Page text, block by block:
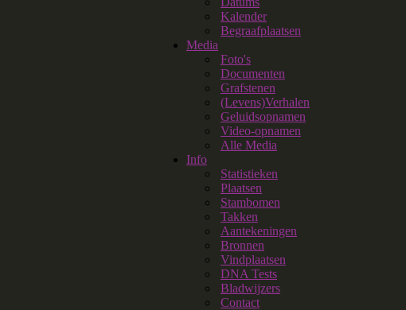
Kalender
Begraafplaatsen
Media
Foto's
Documenten
Grafstenen
(Levens)Verhalen
Geluidsopnamen
Video-opnamen
Alle Media
Info
Statistieken
Plaatsen
Stambomen
Takken
Aantekeningen
Bronnen
Vindplaatsen
DNA Tests
Bladwijzers
Contact